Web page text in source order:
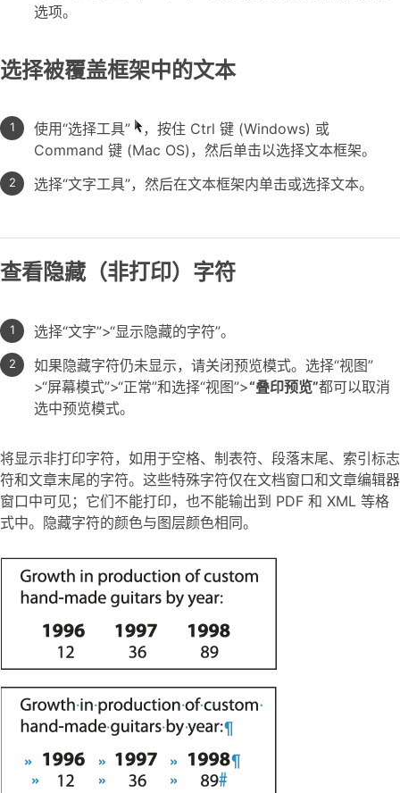
选项。
选择被覆盖框架中的文本
使用“选择工具”
，按住 Ctrl 键 (Windows) 或
Command 键 (Mac OS)，然后单击以选择文本框架。
选择“文字工具”，然后在文本框架内单击或选择文本。
查看隐藏（非打印）字符
选择“文字”>“显示隐藏的字符”。
如果隐藏字符仍未显示，请关闭预览模式。选择“视图”
>“屏幕模式”>“正常”和选择“视图”>“叠印预览”都可以取消
选中预览模式。
将显示非打印字符，如用于空格、制表符、段落末尾、索引标志
符和文章末尾的字符。这些特殊字符仅在文档窗口和文章编辑器
窗口中可见；它们不能打印，也不能输出到 PDF 和 XML 等格
式中。隐藏字符的颜色与图层颜色相同。